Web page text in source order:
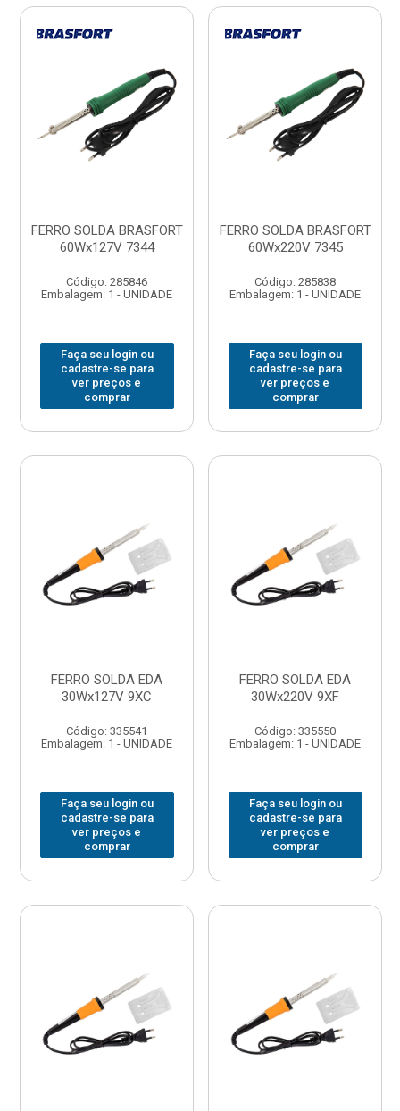
FERRO SOLDA BRASFORT
60Wx127V 7344
Código: 285846
Embalagem: 1 - UNIDADE
Faça seu login ou
cadastre-se para
ver preços e
comprar
FERRO SOLDA BRASFORT
60Wx220V 7345
Código: 285838
Embalagem: 1 - UNIDADE
Faça seu login ou
cadastre-se para
ver preços e
comprar
FERRO SOLDA EDA
30Wx127V 9XC
Código: 335541
Embalagem: 1 - UNIDADE
Faça seu login ou
cadastre-se para
ver preços e
comprar
FERRO SOLDA EDA
30Wx220V 9XF
Código: 335550
Embalagem: 1 - UNIDADE
Faça seu login ou
cadastre-se para
ver preços e
comprar